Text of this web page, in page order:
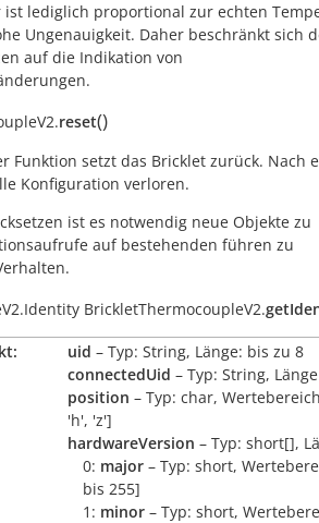
ist lediglich proportional zur echten
Ungenauigkeit. Daher beschränkt sich
auf die Indikation von
reset()
Funktion setzt das Bricklet zurück. Nach
Konfiguration verloren.
ist es notwendig neue Objekte zu
auf bestehenden führen zu
BrickletThermocoupleV2.
uid – Typ: String, Länge: bis zu 8
connectedUid – Typ: String,
position – Typ: char,
'h', 'z']
hardwareVersion – Typ: short[],
0: major – Typ: short,
bis 255]
1: minor – Typ: short,